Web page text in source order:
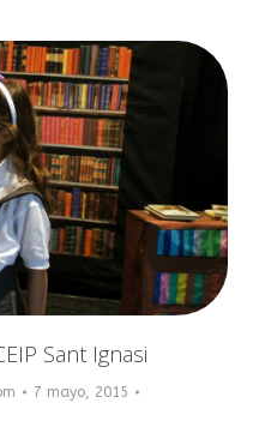
Sant Ignasi
7 mayo, 2015